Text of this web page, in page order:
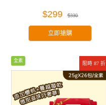
$299 $330
立即搶購
限時 87 折
全素